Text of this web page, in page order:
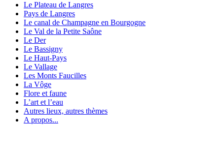
Le Plateau de Langres
Pays de Langres
Le canal de Champagne en Bourgogne
Le Val de la Petite Saône
Le Der
Le Bassigny
Le Haut-Pays
Le Vallage
Les Monts Faucilles
La Vôge
Flore et faune
L’art et l’eau
Autres lieux, autres thèmes
A propos...